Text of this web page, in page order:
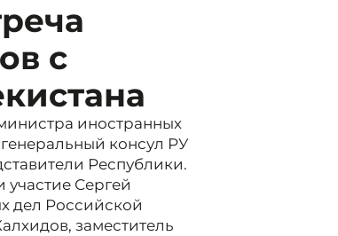
с
иностранных
консул РУ
Республики.
Сергей
дел Российской
заместитель